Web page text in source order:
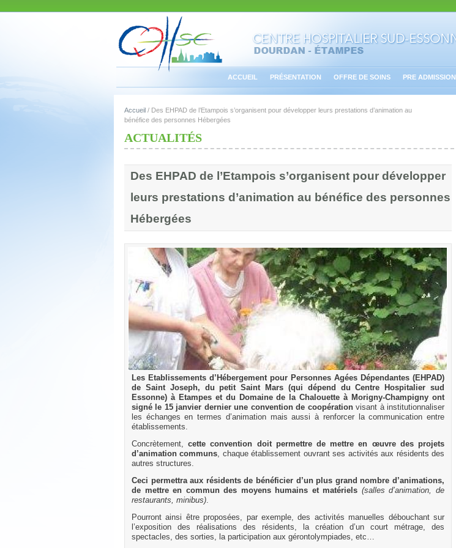
ACCUEIL PRÉSENTATION OFFRE DE SOINS PRE ADMISSION
Accueil / Des EHPAD de l’Etampois s’organisent pour développer leurs prestations d’animation au
bénéfice des personnes Hébergées
ACTUALITÉS
Des EHPAD de l’Etampois s’organisent pour développer
leurs prestations d’animation au bénéfice des personnes
Hébergées
Les Etablissements d’Hébergement pour Personnes Agées Dépendantes (EHPAD)
de Saint Joseph, du petit Saint Mars (qui dépend du Centre Hospitalier sud
Essonne) à Etampes et du Domaine de la Chalouette à Morigny-Champigny ont
signé le 15 janvier dernier une convention de coopérationvisant à institutionnaliser
les échanges en termes d’animation mais aussi à renforcer la communication entre
établissements.
Concrètement,cette convention doit permettre de mettre en œuvre des projets
d’animation communs, chaque établissement ouvrant ses activités aux résidents des
autres structures.
Ceci permettra aux résidents de bénéficier d’un plus grand nombre d’animations,
de mettre en commun des moyens humains et matériels (salles d’animation, de
restaurants, minibus).
Pourront ainsi être proposées, par exemple, des activités manuelles débouchant sur
l’exposition des réalisations des résidents, la création d’un court métrage, des
spectacles, des sorties, la participation aux gérontolympiades, etc…